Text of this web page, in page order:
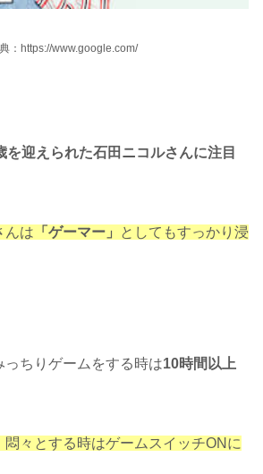
：https://www.google.com/
を迎えられた石田ニコルさんに注目
んは 「ゲーマー」
としてもすっかり浸
っちりゲームをする時は10時間以上
々とする時はゲームスイッチONに